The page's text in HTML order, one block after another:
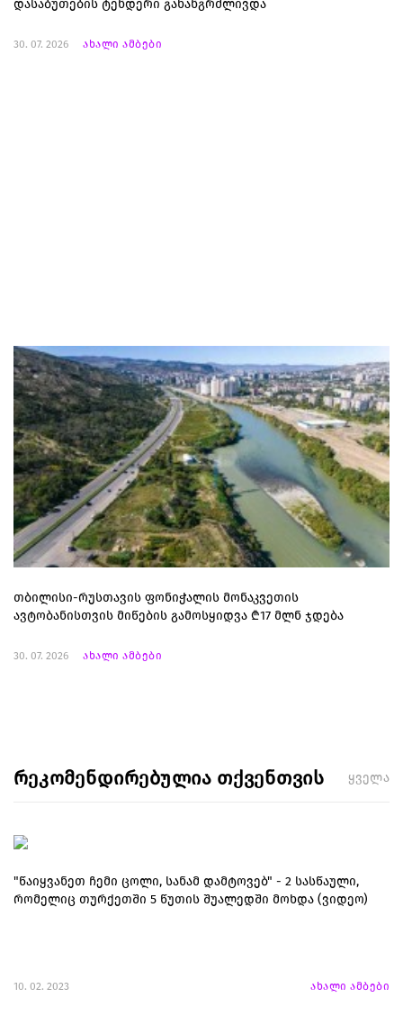
დასაბუთების ტენდერი გახანგრძლივდა
30. 07. 2026 ახალი ამბები
თბილისი-რუსთავის ფონიჭალის მონაკვეთის
ავტობანისთვის მიწების გამოსყიდვა ₾17 მლნ ჯდება
30. 07. 2026 ახალი ამბები
რეკომენდირებულია თქვენთვის ყველა
"წაიყვანეთ ჩემი ცოლი, სანამ დამტოვებ" - 2 სასწაული,
რომელიც თურქეთში 5 წუთის შუალედში მოხდა (ვიდეო)
10. 02. 2023 ახალი ამბები